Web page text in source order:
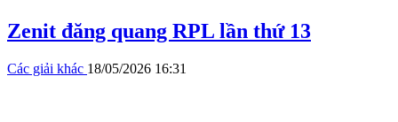
Zenit đăng quang RPL lần thứ 13
Các giải khác 18/05/2026 16:31